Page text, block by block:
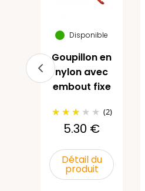
Disponible
Goupillon en
nylon avec
embout fixe
(2)
5.30 €
Détail du
produit